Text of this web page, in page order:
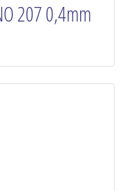
207 0,4mm